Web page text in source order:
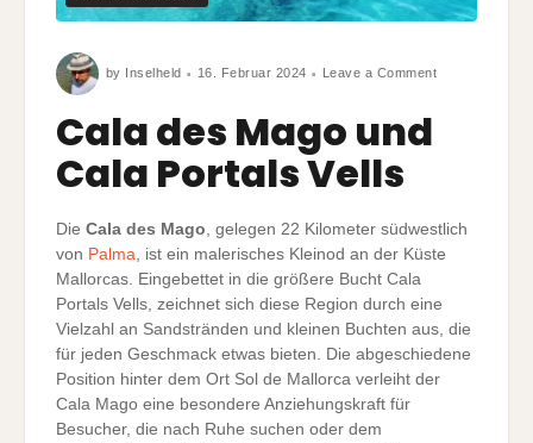
by Inselheld 16. Februar 2024 Leave a CommentCala
Cala des Mago und
Cala Portals Vells
Die Cala des Mago , gelegen 22 Kilometer südwestlich
von Palma , ist ein malerisches Kleinod an der Küste
Mallorcas. Eingebettet in die größere Bucht Cala
Portals Vells, zeichnet sich diese Region durch eine
Vielzahl an Sandstränden und kleinen Buchten aus, die
für jeden Geschmack etwas bieten. Die abgeschiedene
Position hinter dem Ort Sol de Mallorca verleiht der
Cala Mago eine besondere Anziehungskraft für
Besucher, die nach Ruhe suchen oder dem